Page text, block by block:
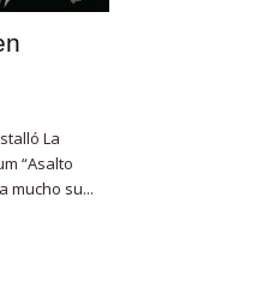
La
“Asalto
mucho su...